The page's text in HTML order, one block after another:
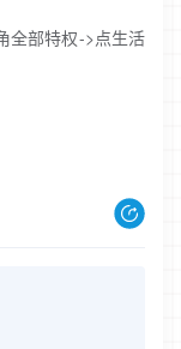
全部特权->点生活